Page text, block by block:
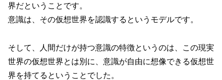
界だということです。
意識は、その仮想世界を認識するというモデルです。
そして、人間だけが持つ意識の特徴というのは、この現実
世界の仮想世界とは別に、意識が自由に想像できる仮想世
界を持てるということでした。